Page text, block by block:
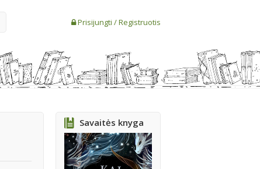
Prisijungti /Registruotis
Savaitės knyga